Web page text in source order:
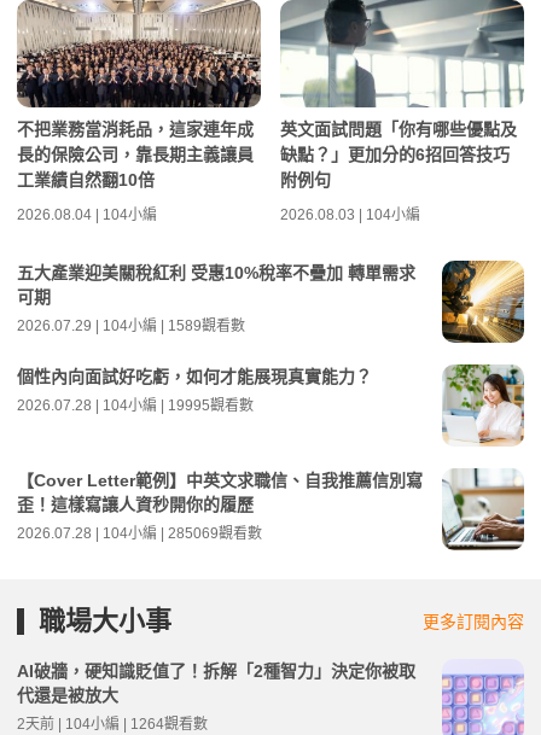
不把業務當消耗品，這家連年成
長的保險公司，靠長期主義讓員
工業績自然翻10倍
2026.08.04 | 104小編
英文面試問題「你有哪些優點及
缺點？」更加分的6招回答技巧
附例句
2026.08.03 | 104小編
五大產業迎美關稅紅利 受惠10%稅率不疊加 轉單需求
可期
2026.07.29 | 104小編 | 1589觀看數
個性內向面試好吃虧，如何才能展現真實能力？
2026.07.28 | 104小編 | 19995觀看數
【Cover Letter範例】中英文求職信、自我推薦信別寫
歪！這樣寫讓人資秒開你的履歷
2026.07.28 | 104小編 | 285069觀看數
職場大小事 更多訂閱內容
AI破牆，硬知識貶值了！拆解「2種智力」決定你被取
代還是被放大
2天前 | 104小編 | 1264觀看數